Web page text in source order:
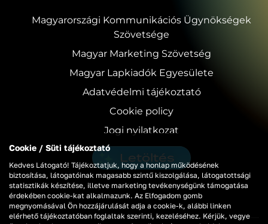
Cookie / Süti tájékoztató
Kedves Látogató! Tájékoztatjuk, hogy a honlap működésének
biztosítása, látogatóinak magasabb szintű kiszolgálása, látogatottsági
statisztikák készítése, illetve marketing tevékenységünk támogatása
érdekében cookie-kat alkalmazunk. Az Elfogadom gomb
megnyomásával Ön hozzájárulását adja a cookie-k, alábbi linken
elérhető tájékoztatóban foglaltak szerinti, kezeléséhez. Kérjük, vegye
Magyarországi Kommunikációs Ügynökségek
Szövetsége
Magyar Marketing Szövetség
Magyar Lapkiadók Egyesülete
Adatvédelmi tájékoztató
Cookie policy
Jogi nyilatkozat
Letöltés